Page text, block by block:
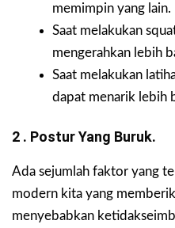
memimpin yang lain.
Saat melakukan
mengerahkan lebih
Saat melakukan
dapat menarik lebih
2 . Postur Yang Buruk.
Ada sejumlah faktor yang
modern kita yang
menyebabkan